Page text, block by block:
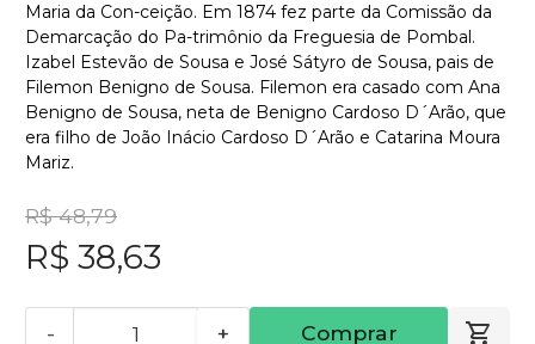
Maria da Con-ceição. Em 1874 fez parte da Comissão da
Demarcação do Pa-trimônio da Freguesia de Pombal.
Izabel Estevão de Sousa e José Sátyro de Sousa, pais de
Filemon Benigno de Sousa. Filemon era casado com Ana
Benigno de Sousa, neta de Benigno Cardoso D´Arão, que
era filho de João Inácio Cardoso D´Arão e Catarina Moura
Mariz.
R$ 48,79
R$ 38,63
- + Comprar